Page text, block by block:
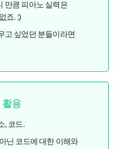
만큼 피아노 실력은
죠. :)
고 싶었던 분들이라면
활용
, 코드.
닌 코드에 대한 이해와